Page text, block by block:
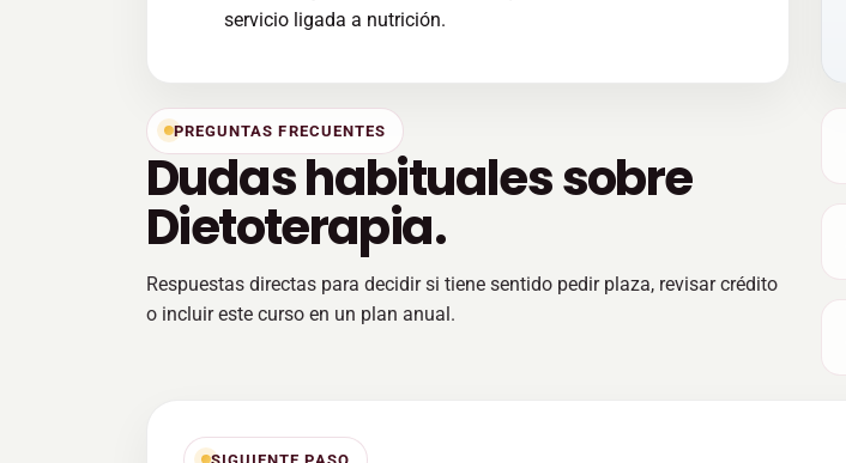
servicio ligada a nutrición.
PREGUNTAS FRECUENTES
Dudas habituales sobre
Dietoterapia.
Respuestas directas para decidir si tiene sentido pedir plaza, revisar crédito
o incluir este curso en un plan anual.